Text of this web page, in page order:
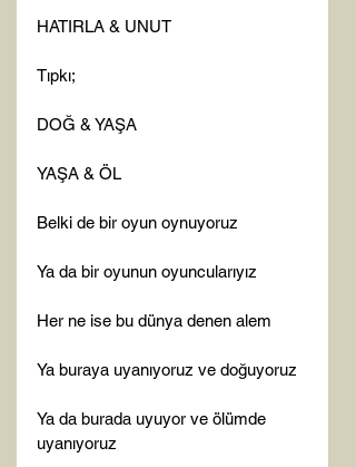
HATIRLA & UNUT
Tıpkı;
DOĞ & YAŞA
YAŞA & ÖL
Belki de bir oyun oynuyoruz
Ya da bir oyunun oyuncularıyız
Her ne ise bu dünya denen alem
Ya buraya uyanıyoruz ve doğuyoruz
Ya da burada uyuyor ve ölümde
uyanıyoruz